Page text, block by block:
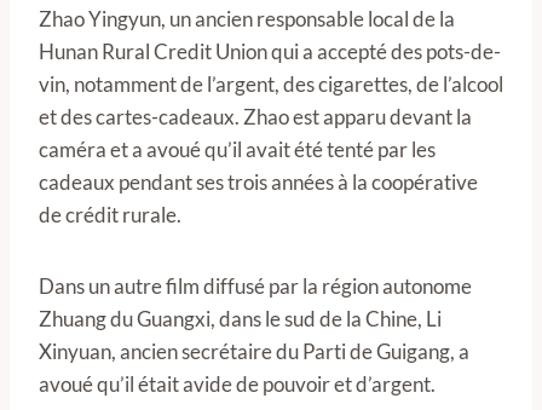
Zhao Yingyun, un ancien responsable local de la
Hunan Rural Credit Union qui a accepté des pots-de-
vin, notamment de l’argent, des cigarettes, de l’alcool
et des cartes-cadeaux. Zhao est apparu devant la
caméra et a avoué qu’il avait été tenté par les
cadeaux pendant ses trois années à la coopérative
de crédit rurale.
Dans un autre film diffusé par la région autonome
Zhuang du Guangxi, dans le sud de la Chine, Li
Xinyuan, ancien secrétaire du Parti de Guigang, a
avoué qu’il était avide de pouvoir et d’argent.